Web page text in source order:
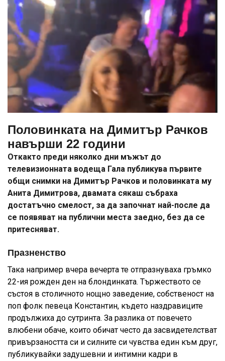
Половинката на Димитър Рачков
навърши 22 години
Откакто преди няколко дни мъжът до
телевизионната водеща Гала публикува първите
общи снимки на Димитър Рачков и половинката му
Анита Димитрова, двамата сякаш събраха
достатъчно смелост, за да започнат най-после да
се появяват на публични места заедно, без да се
притесняват.
Празненство
Така например вчера вечерта те отпразнуваха гръмко
22-ия рожден ден на блондинката. Тържеството се
състоя в столичното нощно заведение, собственост на
поп фолк певеца Константин, където наздравиците
продължиха до сутринта. За разлика от повечето
влюбени обаче, които обичат често да засвидетелстват
привързаността си и силните си чувства един към друг,
публикувайки задушевни и интимни кадри в